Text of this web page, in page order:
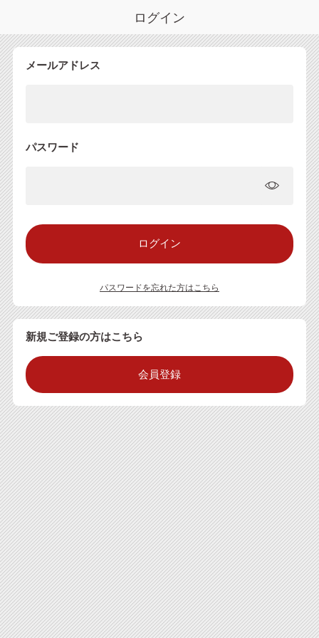
ログイン
メールアドレス
パスワード
パスワードを忘れた方はこちら
新規ご登録の方はこちら
会員登録